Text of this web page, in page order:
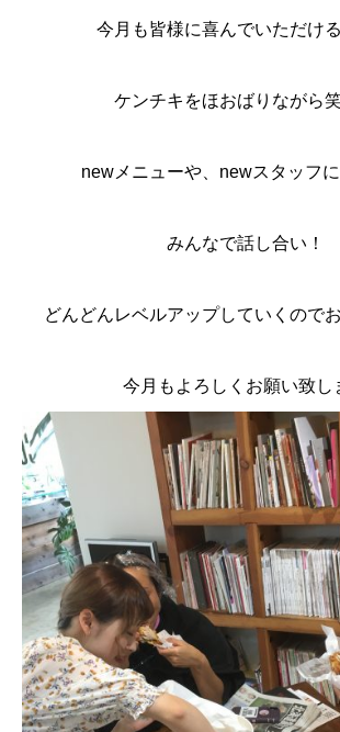
今月も皆様に喜んでいただける
ケンチキをほおばりながら笑
newメニューや、newスタッフに
みんなで話し合い！
どんどんレベルアップしていくので
今月もよろしくお願い致し